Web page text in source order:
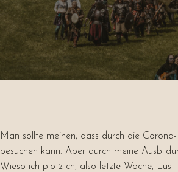
Man sollte meinen, dass durch die
besuchen kann. Aber durch meine
Wieso ich plötzlich, also letzte Woche,